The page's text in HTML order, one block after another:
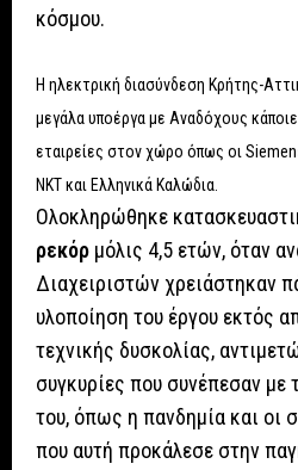
κόσμου.
Η ηλεκτρική διασύνδεση Κρήτης-
μεγάλα υποέργα με Αναδόχους
εταιρείες στον χώρο όπως οι
ΝΚΤ και Ελληνικά Καλώδια.
Ολοκληρώθηκε
ρεκόρ μόλις 4,5 ετών, όταν
Διαχειριστών χρειάστηκαν
υλοποίηση του έργου εκτός
τεχνικής δυσκολίας,
συγκυρίες που συνέπεσαν
του, όπως η πανδημία και οι
που αυτή προκάλεσε στην